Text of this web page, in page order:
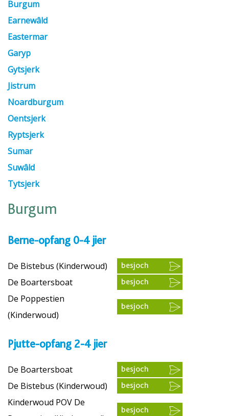
Burgum
Earnewâld
Eastermar
Garyp
Gytsjerk
Jistrum
Noardburgum
Oentsjerk
Ryptsjerk
Sumar
Suwâld
Tytsjerk
Burgum
Berne-opfang 0-4 jier
De Bistebus (Kinderwoud) besjoch
De Boartersboat besjoch
De Poppestien
(Kinderwoud)
besjoch
Pjutte-opfang 2-4 jier
De Boartersboat besjoch
De Bistebus (Kinderwoud) besjoch
Kinderwoud POV De
besjoch